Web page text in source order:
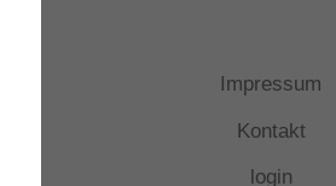
Impressum
Kontakt
login